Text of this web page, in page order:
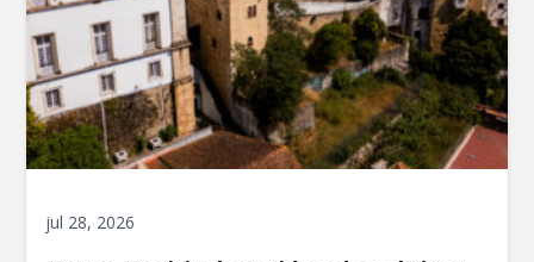
jul 28, 2026